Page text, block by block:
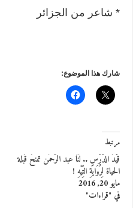
* شاعر من الجزائر
شارك هذا الموضوع:
مرتبط
قَيْدُ الدَّرْسِ .. لَنَا عبد الرَّحمَن تمنحُ قُبلة
الحياة لِرُوَايَةِ التِّيْهِ !
مايو 20, 2016
في "قراءات"